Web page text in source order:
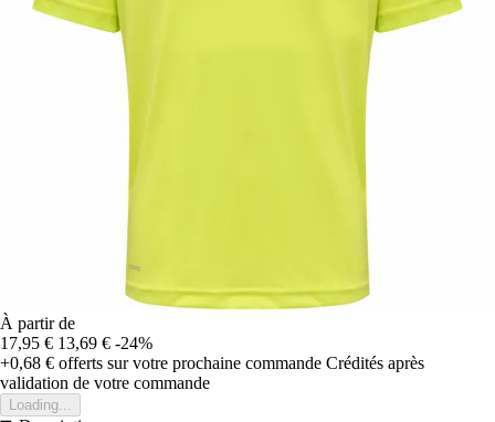
À partir de
17,95 € 13,69 € -24%
+0,68 € offerts sur votre prochaine commande Crédités après
validation de votre commande
Loading...